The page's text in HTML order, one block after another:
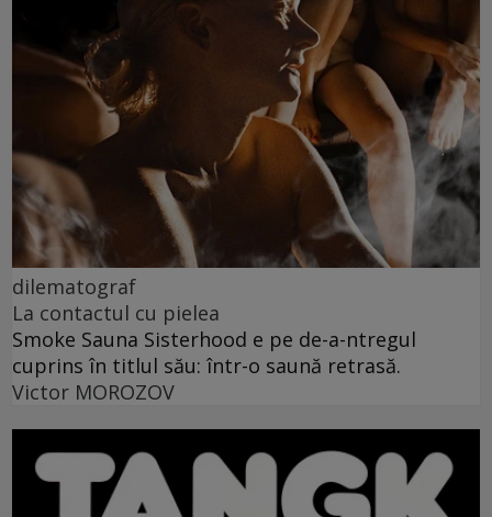
dilematograf
La contactul cu pielea
Smoke Sauna Sisterhood e pe de-a-ntregul
cuprins în titlul său: într-o saună retrasă.
Victor MOROZOV